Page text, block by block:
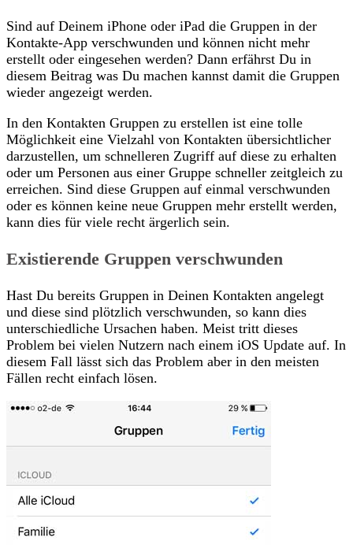
Sind auf Deinem iPhone oder iPad die Gruppen in der
Kontakte-App verschwunden und können nicht mehr
erstellt oder eingesehen werden? Dann erfährst Du in
diesem Beitrag was Du machen kannst damit die Gruppen
wieder angezeigt werden.
In den Kontakten Gruppen zu erstellen ist eine tolle
Möglichkeit eine Vielzahl von Kontakten übersichtlicher
darzustellen, um schnelleren Zugriff auf diese zu erhalten
oder um Personen aus einer Gruppe schneller zeitgleich zu
erreichen. Sind diese Gruppen auf einmal verschwunden
oder es können keine neue Gruppen mehr erstellt werden,
kann dies für viele recht ärgerlich sein.
Existierende Gruppen verschwunden
Hast Du bereits Gruppen in Deinen Kontakten angelegt
und diese sind plötzlich verschwunden, so kann dies
unterschiedliche Ursachen haben. Meist tritt dieses
Problem bei vielen Nutzern nach einem iOS Update auf. In
diesem Fall lässt sich das Problem aber in den meisten
Fällen recht einfach lösen.